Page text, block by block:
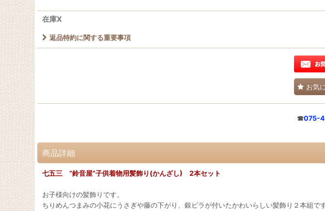
在庫X
返品特約に関する重要事項
お気
☎075-
商品詳細
七五三 “鈴音屋”子供着物用髪飾り(かんざし) 2本セット
お子様向けの髪飾りです。
ちりめんつまみの小花にうさぎや藤の下がり、銀ビラが付いたかわいらしい髪飾り２本組です